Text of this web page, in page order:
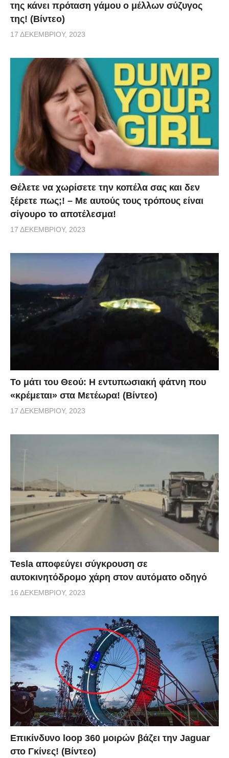
της κάνει πρόταση γάμου ο μέλλων σύζυγος
της! (Βίντεο)
17 ΔΕΚΕΜΒΡΊΟΥ, 2023
Θέλετε να χωρίσετε την κοπέλα σας και δεν
ξέρετε πως;! – Με αυτούς τους τρόπους είναι
σίγουρο το αποτέλεσμα!
17 ΔΕΚΕΜΒΡΊΟΥ, 2023
Το μάτι του Θεού: Η εντυπωσιακή φάτνη που
«κρέμεται» στα Μετέωρα! (Βίντεο)
17 ΔΕΚΕΜΒΡΊΟΥ, 2023
Tesla αποφεύγει σύγκρουση σε
αυτοκινητόδρομο χάρη στον αυτόματο οδηγό
16 ΔΕΚΕΜΒΡΊΟΥ, 2023
Επικίνδυνο loop 360 μοιρών βάζει την Jaguar
στο Γκίνες! (Βίντεο)